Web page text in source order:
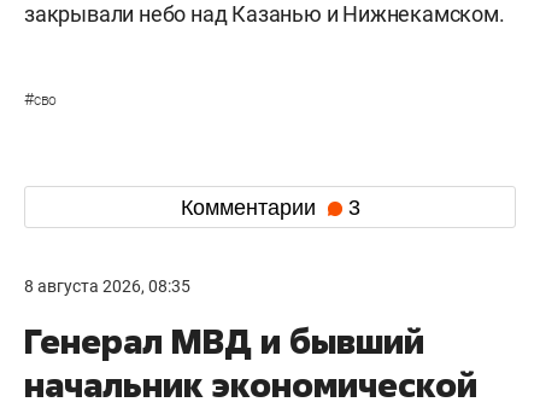
закрывали небо над Казанью и Нижнекамском.
#сво
Комментарии 3
8 августа 2026, 08:35
Генерал МВД и бывший
начальник экономической